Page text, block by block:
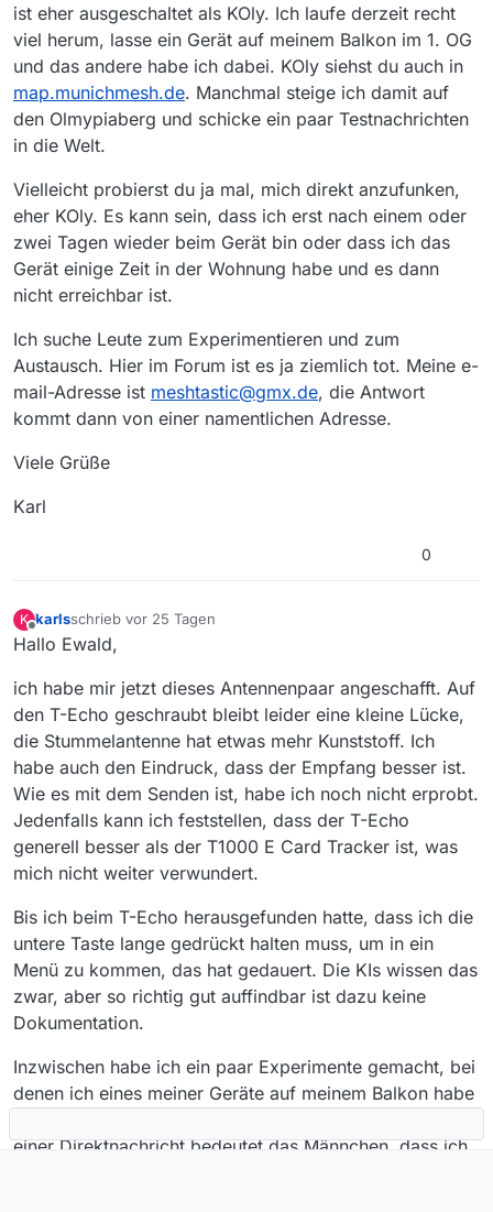
ist eher ausgeschaltet als KOly. Ich laufe derzeit recht
viel herum, lasse ein Gerät auf meinem Balkon im 1. OG
und das andere habe ich dabei. KOly siehst du auch in
map.munichmesh.de. Manchmal steige ich damit auf
den Olmypiaberg und schicke ein paar Testnachrichten
in die Welt.
Vielleicht probierst du ja mal, mich direkt anzufunken,
eher KOly. Es kann sein, dass ich erst nach einem oder
zwei Tagen wieder beim Gerät bin oder dass ich das
Gerät einige Zeit in der Wohnung habe und es dann
nicht erreichbar ist.
Ich suche Leute zum Experimentieren und zum
Austausch. Hier im Forum ist es ja ziemlich tot. Meine e-
mail-Adresse ist meshtastic@gmx.de, die Antwort
kommt dann von einer namentlichen Adresse.
Viele Grüße
Karl
0
K
Offline
karlsschrieb vor 25 Tagen
zuletzt editiert von
Hallo Ewald,
ich habe mir jetzt dieses Antennenpaar angeschafft. Auf
den T-Echo geschraubt bleibt leider eine kleine Lücke,
die Stummelantenne hat etwas mehr Kunststoff. Ich
habe auch den Eindruck, dass der Empfang besser ist.
Wie es mit dem Senden ist, habe ich noch nicht erprobt.
Jedenfalls kann ich feststellen, dass der T-Echo
generell besser als der T1000 E Card Tracker ist, was
mich nicht weiter verwundert.
Bis ich beim T-Echo herausgefunden hatte, dass ich die
untere Taste lange gedrückt halten muss, um in ein
Menü zu kommen, das hat gedauert. Die KIs wissen das
zwar, aber so richtig gut auffindbar ist dazu keine
Dokumentation.
Inzwischen habe ich ein paar Experimente gemacht, bei
denen ich eines meiner Geräte auf meinem Balkon habe
einer Direktnachricht bedeutet das Männchen, dass ich